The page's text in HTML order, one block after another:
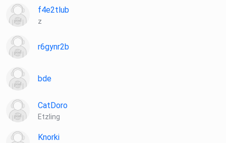
f4e2tlub
z
r6gynr2b
bde
CatDoro
Etzling
Knorki